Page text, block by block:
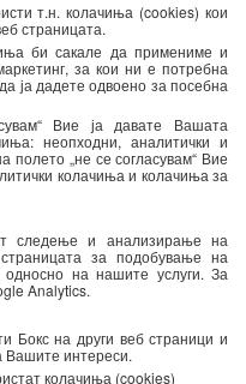
т.н. колачиња (cookies) кои
страницата.
би сакале да примениме и
за кои ни е потребна
ја дадете одвоено за посебна
Вие ја давате Вашата
неопходни, аналитички и
„не се согласувам“ Вие
колачиња и колачиња за
следење и анализирање на
за подобување на
на нашите услуги. За
Analytics.
Бокс на други веб страници и
Вашите интереси.
колачиња (cookies)
моите лични
маркетинг
понуди) преку е-
во согласност со
заштитата на личните
Вашата согласност во
достапни тука